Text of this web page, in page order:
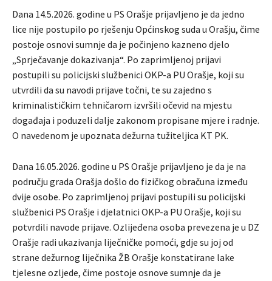
Dana 14.5.2026. godine u PS Orašje prijavljeno je da jedno
lice nije postupilo po rješenju Općinskog suda u Orašju, čime
postoje osnovi sumnje da je počinjeno kazneno djelo
„Sprječavanje dokazivanja“. Po zaprimljenoj prijavi
postupili su policijski službenici OKP-a PU Orašje, koji su
utvrdili da su navodi prijave točni, te su zajedno s
kriminalističkim tehničarom izvršili očevid na mjestu
događaja i poduzeli dalje zakonom propisane mjere i radnje.
O navedenom je upoznata dežurna tužiteljica KT PK.
Dana 16.05.2026. godine u PS Orašje prijavljeno je da je na
području grada Orašja došlo do fizičkog obračuna između
dvije osobe. Po zaprimljenoj prijavi postupili su policijski
službenici PS Orašje i djelatnici OKP-a PU Orašje, koji su
potvrdili navode prijave. Ozlijeđena osoba prevezena je u DZ
Orašje radi ukazivanja liječničke pomoći, gdje su joj od
strane dežurnog liječnika ŽB Orašje konstatirane lake
tjelesne ozljede, čime postoje osnove sumnje da je